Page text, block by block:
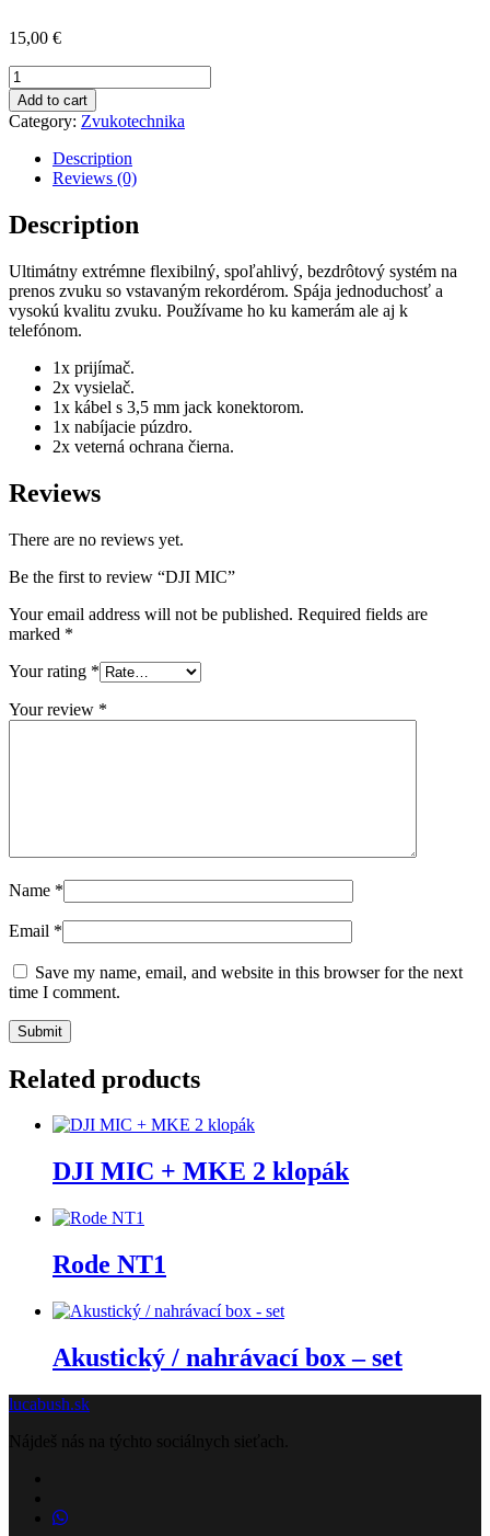
15,00 €
DJI
MIC
quantity
Add to cart
Category: Zvukotechnika
Description
Reviews (0)
Description
Ultimátny extrémne flexibilný, spoľahlivý, bezdrôtový systém na
prenos zvuku so vstavaným rekordérom. Spája jednoduchosť a
vysokú kvalitu zvuku. Používame ho ku kamerám ale aj k
telefónom.
1x prijímač.
2x vysielač.
1x kábel s 3,5 mm jack konektorom.
1x nabíjacie púzdro.
2x veterná ochrana čierna.
Reviews
There are no reviews yet.
Be the first to review “DJI MIC”
Your email address will not be published. Required fields are
marked *
Your rating *
Your review *
Name *
Email *
Save my name, email, and website in this browser for the next
time I comment.
Related products
DJI MIC + MKE 2 klopák
Rode NT1
Akustický / nahrávací box – set
lucabush.sk
Nájdeš nás na týchto sociálnych sieťach.